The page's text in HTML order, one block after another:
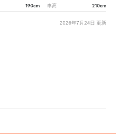
190cm 車高 210cm
2026年7月24日 更新